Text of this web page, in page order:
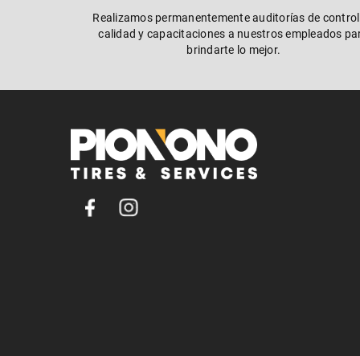
Realizamos permanentemente auditorías de
calidad y capacitaciones a nuestros empleados
brindarte lo mejor.